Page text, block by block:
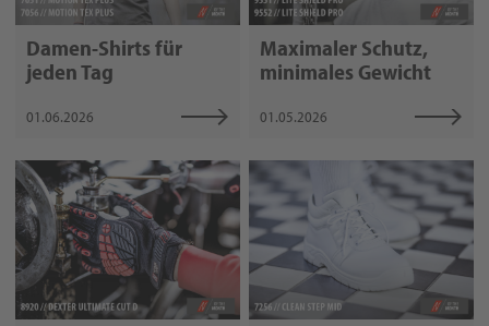
Damen-Shirts für
jeden Tag
01.06.2026
Maximaler Schutz,
minimales Gewicht
01.05.2026